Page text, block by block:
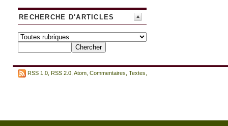
RECHERCHE D'ARTICLES
RSS 1.0 RSS 2.0 Atom Commentaires Textes